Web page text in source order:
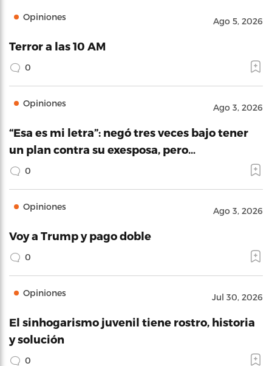
Opiniones Ago 5, 2026
Terror a las 10 AM
0
Opiniones Ago 3, 2026
“Esa es mi letra”: negó tres veces bajo tener
un plan contra su exesposa, pero…
0
Opiniones Ago 3, 2026
Voy a Trump y pago doble
0
Opiniones Jul 30, 2026
El sinhogarismo juvenil tiene rostro, historia
y solución
0